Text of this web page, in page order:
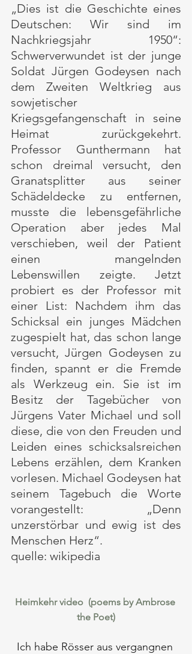
„Dies ist die Geschichte eines
Deutschen: Wir sind im
Nachkriegsjahr 1950“:
Schwerverwundet ist der junge
Soldat Jürgen Godeysen nach
dem Zweiten Weltkrieg aus
sowjetischer
Kriegsgefangenschaft in seine
Heimat zurückgekehrt.
Professor Gunthermann hat
schon dreimal versucht, den
Granatsplitter aus seiner
Schädeldecke zu entfernen,
musste die lebensgefährliche
Operation aber jedes Mal
verschieben, weil der Patient
einen mangelnden
Lebenswillen zeigte. Jetzt
probiert es der Professor mit
einer List: Nachdem ihm das
Schicksal ein junges Mädchen
zugespielt hat, das schon lange
versucht, Jürgen Godeysen zu
finden, spannt er die Fremde
als Werkzeug ein. Sie ist im
Besitz der Tagebücher von
Jürgens Vater Michael und soll
diese, die von den Freuden und
Leiden eines schicksalsreichen
Lebens erzählen, dem Kranken
vorlesen. Michael Godeysen hat
seinem Tagebuch die Worte
vorangestellt: „Denn
unzerstörbar und ewig ist des
Menschen Herz“.
quelle: wikipedia
Heimkehr video  (poems by Ambrose
the Poet)
Ich habe Rösser aus vergangnen